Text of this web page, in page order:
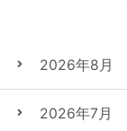
2026年8月
2026年7月